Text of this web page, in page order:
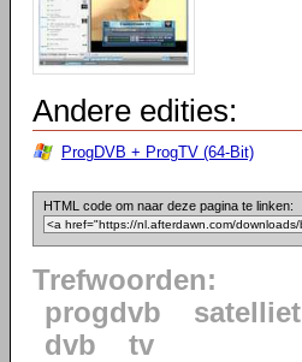
Andere edities:
ProgDVB + ProgTV (64-Bit)
HTML code om naar deze pagina te linken:
Trefwoorden:
progdvb
satelliet
dvb
tv